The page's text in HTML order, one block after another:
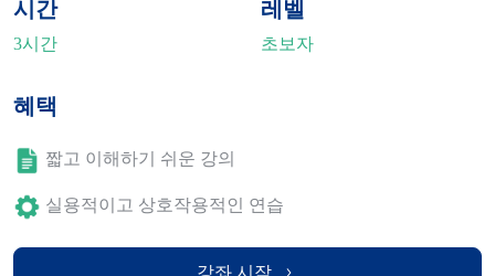
시간
3시간
레벨
초보자
혜택
짧고 이해하기 쉬운 강의
실용적이고 상호작용적인 연습
강좌 시작